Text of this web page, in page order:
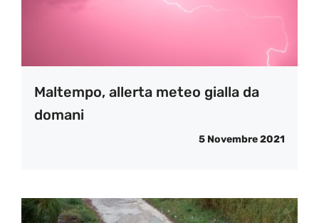
Maltempo, allerta meteo gialla da
domani
5 Novembre 2021